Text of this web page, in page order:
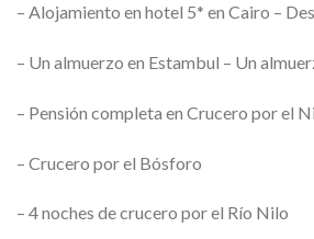
– Alojamiento en hotel 5* en Cairo –
– Un almuerzo en Estambul – Un
– Pensión completa en Crucero por el
– Crucero por el Bósforo
– 4 noches de crucero por el Río Nilo